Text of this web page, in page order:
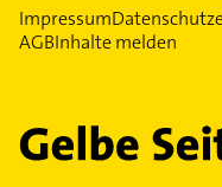
Impressum
AGBInhalte melden